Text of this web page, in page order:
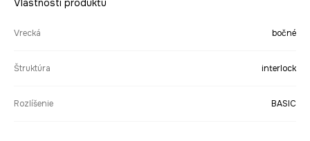
Vlastnosti produktu
Vrecká bočné
Štruktúra interlock
Rozlíšenie BASIC